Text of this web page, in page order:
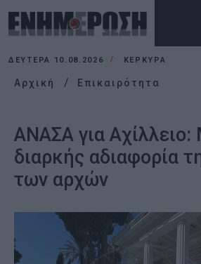
ΔΕΥΤΈΡΑ 10.08.2026 ΚΕΡΚΥΡΑ
Αρχική Επικαιρότητα
ΑΝΑΣΑ για Αχίλλειο:
διαρκής αδιαφορία
των αρχών